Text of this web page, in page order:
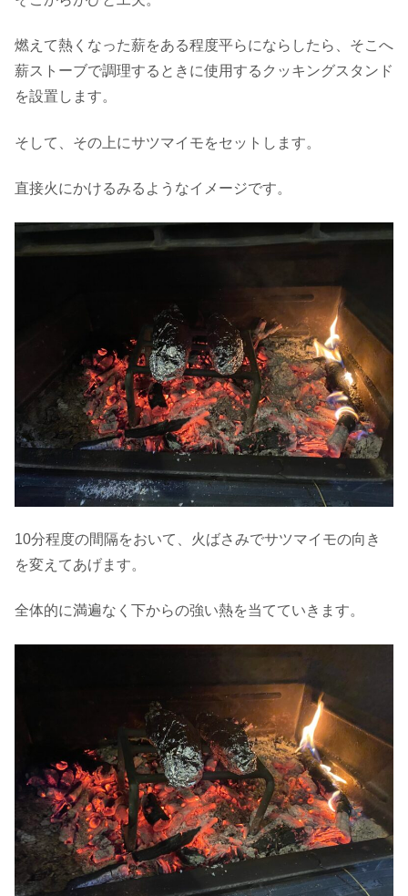
燃えて熱くなった薪をある程度平らにならしたら、そこへ
薪ストーブで調理するときに使用するクッキングスタンド
を設置します。
そして、その上にサツマイモをセットします。
直接火にかけるみるようなイメージです。
10分程度の間隔をおいて、火ばさみでサツマイモの向き
を変えてあげます。
全体的に満遍なく下からの強い熱を当てていきます。